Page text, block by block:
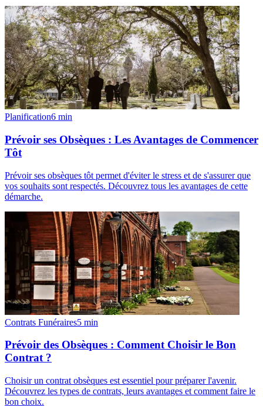
Planification6 min
Prévoir ses Obsèques : Les Avantages de Commencer
Tôt
Prévoir ses obsèques tôt permet d'éviter le stress et de s'assurer que
vos souhaits sont respectés. Découvrez tous les avantages de cette
démarche.
Contrats Funéraires5 min
Prévoir des Obsèques : Comment Choisir le Bon
Contrat ?
Choisir un contrat obsèques est essentiel pour préparer l'avenir.
Découvrez les types de contrats, leurs avantages et comment faire le
bon choix.